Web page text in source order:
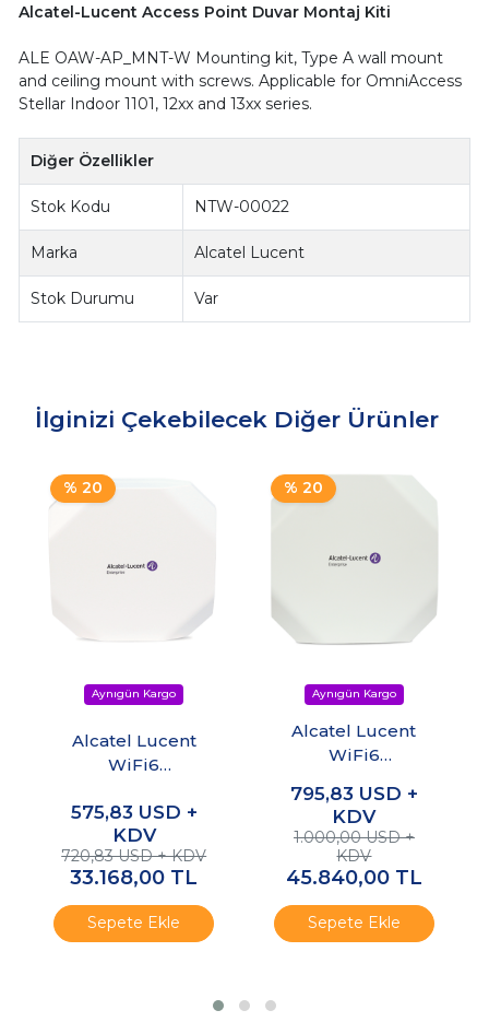
Alcatel-Lucent Access Point Duvar Montaj Kiti
ALE OAW-AP_MNT-W Mounting kit, Type A wall mount
and ceiling mount with screws. Applicable for OmniAccess
Stellar Indoor 1101, 12xx and 13xx series.
Diğer Özellikler
Stok Kodu NTW-00022
Marka Alcatel Lucent
Stok Durumu Var
İlginizi Çekebilecek Diğer Ürünler
% 20
Alcatel Lucent
WiFi6
Stellar
Access Point
OAW-AP1301-RW
575,83 USD +
KDV
720,83 USD + KDV
33.168,00 TL
Sepete Ekle
% 20
Alcatel Lucent
WiFi6
Stellar
Access Point
OAW-AP1311-RW
795,83 USD +
KDV
1.000,00 USD +
KDV
45.840,00 TL
Sepete Ekle